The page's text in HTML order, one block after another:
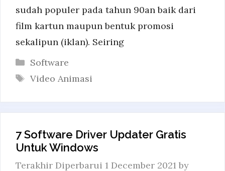
sudah populer pada tahun 90an baik dari
film kartun maupun bentuk promosi
sekalipun (iklan). Seiring
Categories
Software
Tags
Video Animasi
7 Software Driver Updater Gratis
Untuk Windows
1 December 2021 by